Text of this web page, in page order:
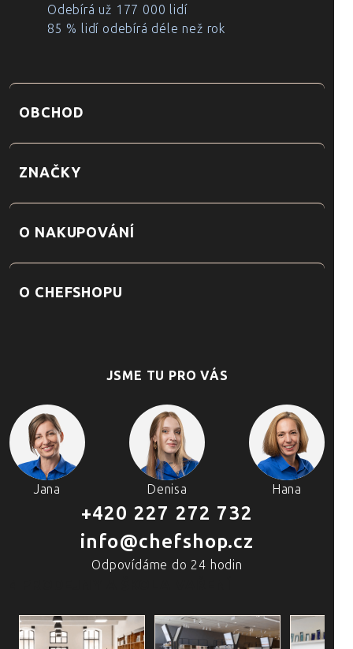
Odebírá už 177 000 lidí
85 % lidí odebírá déle než rok
OBCHOD
ZNAČKY
O NAKUPOVÁNÍ
O CHEFSHOPU
JSME TU PRO VÁS
Jana Denisa Hana
+420 227 272 732
info@chefshop.cz
Odpovídáme do 24 hodin